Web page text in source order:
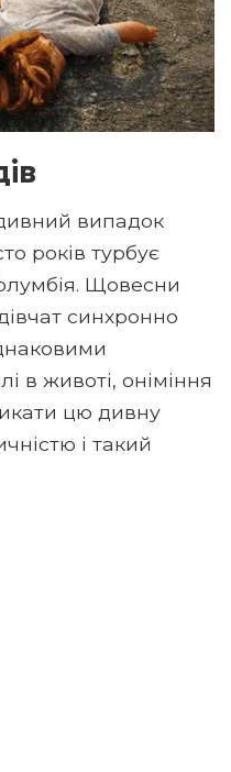
випадок
років турбує
Щовесни
синхронно
в животі, оніміння
цю дивну
і такий